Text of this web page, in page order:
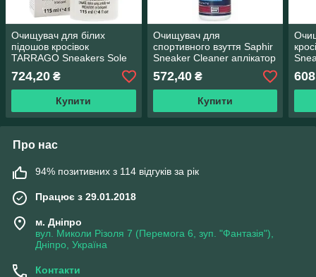
Очищувач для білих
підошов кросівок
TARRAGO Sneakers Sole
Restorer 115 мл
724,20 ₴
Купити
Очищувач для
спортивного взуття Saphir
Sneaker Cleaner аплікатор
75 мл
572,40₴
Купити
50
Про нас
94% позитивних з 114 відгуків за рік
Працює з 29.01.2018
м. Дніпро
вул. Миколи Різоля 7 (Перемога 6, зуп. "Фантазія"),
Дніпро, Україна
Контакти